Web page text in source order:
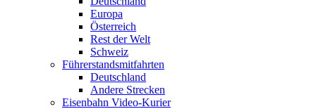
Europa
Österreich
Rest der Welt
Schweiz
Führerstandsmitfahrten
Deutschland
Andere Strecken
Eisenbahn Video-Kurier